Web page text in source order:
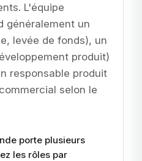
L'équipe
généralement un
levée de fonds), un
produit)
responsable produit
selon le
porte plusieurs
les rôles par